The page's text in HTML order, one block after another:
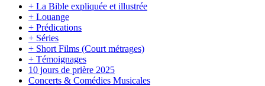
+ La Bible expliquée et illustrée
+ Louange
+ Prédications
+ Séries
+ Short Films (Court métrages)
+ Témoignages
10 jours de prière 2025
Concerts & Comédies Musicales